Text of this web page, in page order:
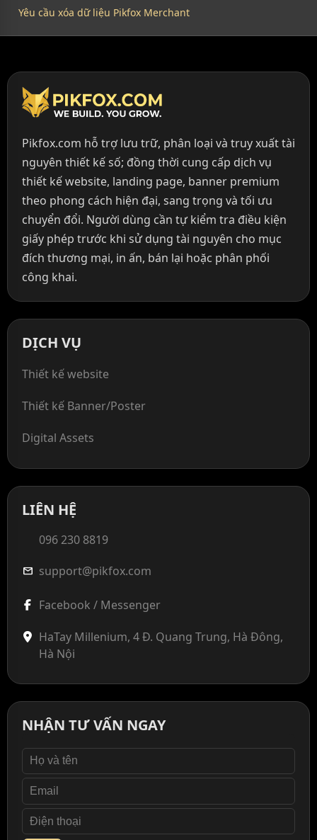
Yêu cầu xóa dữ liệu Pikfox Merchant
Pikfox.com hỗ trợ lưu trữ, phân loại và truy xuất tài
nguyên thiết kế số; đồng thời cung cấp dịch vụ
thiết kế website, landing page, banner premium
theo phong cách hiện đại, sang trọng và tối ưu
chuyển đổi. Người dùng cần tự kiểm tra điều kiện
giấy phép trước khi sử dụng tài nguyên cho mục
đích thương mại, in ấn, bán lại hoặc phân phối
công khai.
DỊCH VỤ
Thiết kế website
Thiết kế Banner/Poster
Digital Assets
LIÊN HỆ
096 230 8819
mail support@pikfox.com
Facebook / Messenger
HaTay Millenium, 4 Đ. Quang Trung, Hà Đông,
Hà Nội
NHẬN TƯ VẤN NGAY